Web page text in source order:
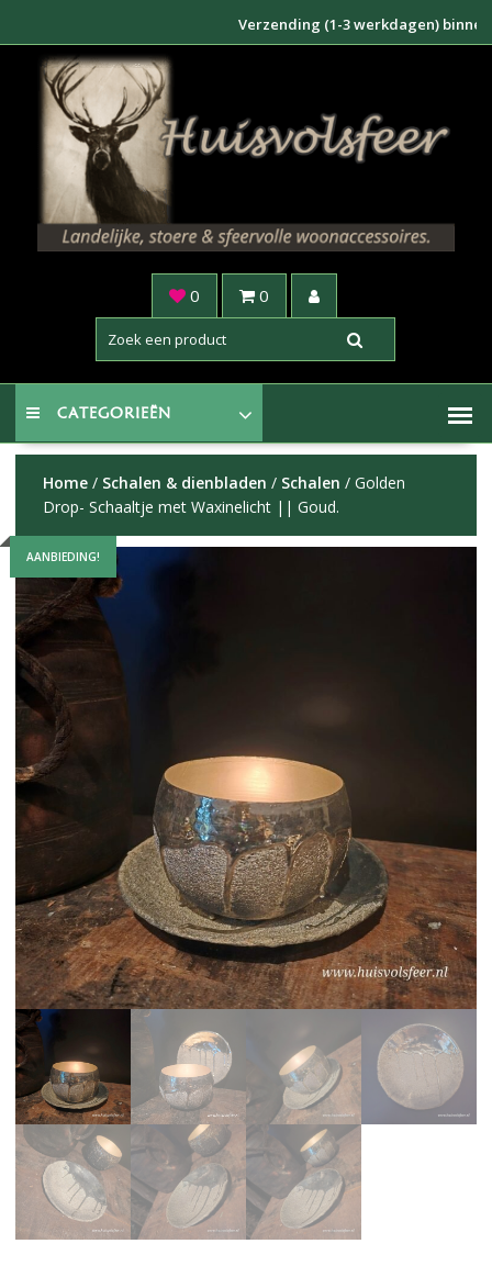
inhoud
Verzending (1-3 werkdagen) binnen
0 0
CATEGORIEËN
Home/ Schalen & dienbladen / Schalen / Golden
Drop- Schaaltje met Waxinelicht || Goud.
AANBIEDING!